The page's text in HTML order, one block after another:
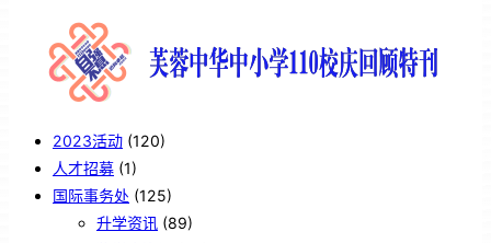
2023活动 (120)
人才招募 (1)
国际事务处 (125)
升学资讯 (89)